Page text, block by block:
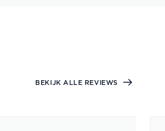
BEKIJK ALLE REVIEWS